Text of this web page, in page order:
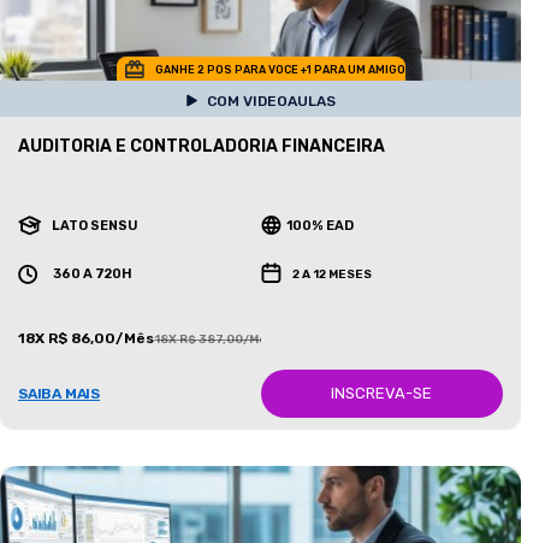
GANHE 2 POS PARA VOCE +1 PARA UM AMIGO
COM VIDEOAULAS
AUDITORIA E CONTROLADORIA FINANCEIRA
LATO SENSU 100% EAD
360 A 720H 2 A 12 MESES
18X R$ 86,00/Mês18X R$ 387,00/Mês
SAIBA MAIS INSCREVA-SE